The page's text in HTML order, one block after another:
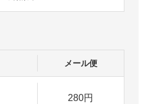
メール便
280円